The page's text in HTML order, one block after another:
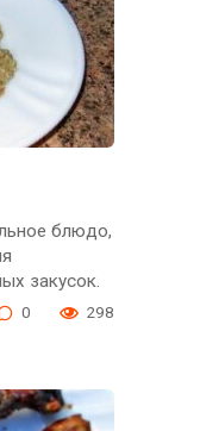
блюдо,
закусок.
0 298